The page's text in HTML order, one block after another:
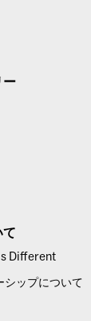
ー
て
Different
シップについて